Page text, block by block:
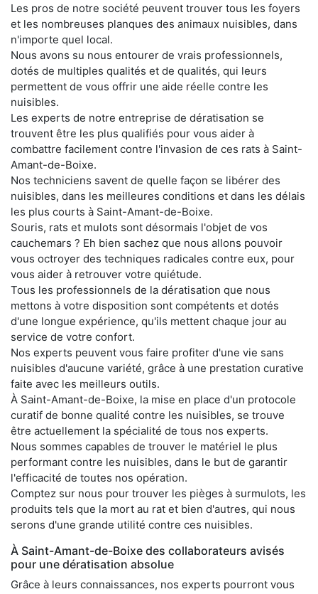
Les pros de notre société peuvent trouver tous les foyers
et les nombreuses planques des animaux nuisibles, dans
n'importe quel local.
Nous avons su nous entourer de vrais professionnels,
dotés de multiples qualités et de qualités, qui leurs
permettent de vous offrir une aide réelle contre les
nuisibles.
Les experts de notre entreprise de dératisation se
trouvent être les plus qualifiés pour vous aider à
combattre facilement contre l'invasion de ces rats à Saint-
Amant-de-Boixe.
Nos techniciens savent de quelle façon se libérer des
nuisibles, dans les meilleures conditions et dans les délais
les plus courts à Saint-Amant-de-Boixe.
Souris, rats et mulots sont désormais l'objet de vos
cauchemars ? Eh bien sachez que nous allons pouvoir
vous octroyer des techniques radicales contre eux, pour
vous aider à retrouver votre quiétude.
Tous les professionnels de la dératisation que nous
mettons à votre disposition sont compétents et dotés
d'une longue expérience, qu'ils mettent chaque jour au
service de votre confort.
Nos experts peuvent vous faire profiter d'une vie sans
nuisibles d'aucune variété, grâce à une prestation curative
faite avec les meilleurs outils.
À Saint-Amant-de-Boixe, la mise en place d'un protocole
curatif de bonne qualité contre les nuisibles, se trouve
être actuellement la spécialité de tous nos experts.
Nous sommes capables de trouver le matériel le plus
performant contre les nuisibles, dans le but de garantir
l'efficacité de toutes nos opération.
Comptez sur nous pour trouver les pièges à surmulots, les
produits tels que la mort au rat et bien d'autres, qui nous
serons d'une grande utilité contre ces nuisibles.
À Saint-Amant-de-Boixe des collaborateurs avisés
pour une dératisation absolue
Grâce à leurs connaissances, nos experts pourront vous